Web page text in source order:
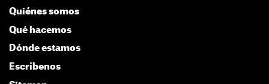
Quiénes somos
Qué hacemos
Dónde estamos
Escríbenos